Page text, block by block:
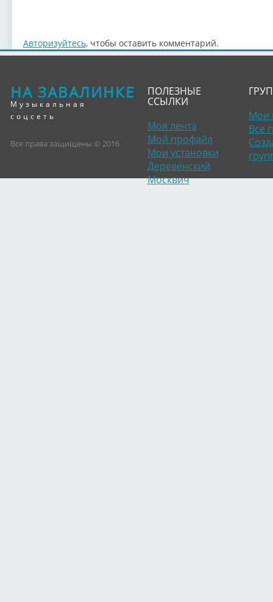
Авторизуйтесь, чтобы оставить комментарий.
НА ЗАВАЛИНКЕ
Музыкальная
соцсеть
Все права защищены © 2016
ПОЛЕЗНЫЕ
ССЫЛКИ
Моя лента
Мой профайл
Мои установки
Деревенский
Москвич
Мои
Все